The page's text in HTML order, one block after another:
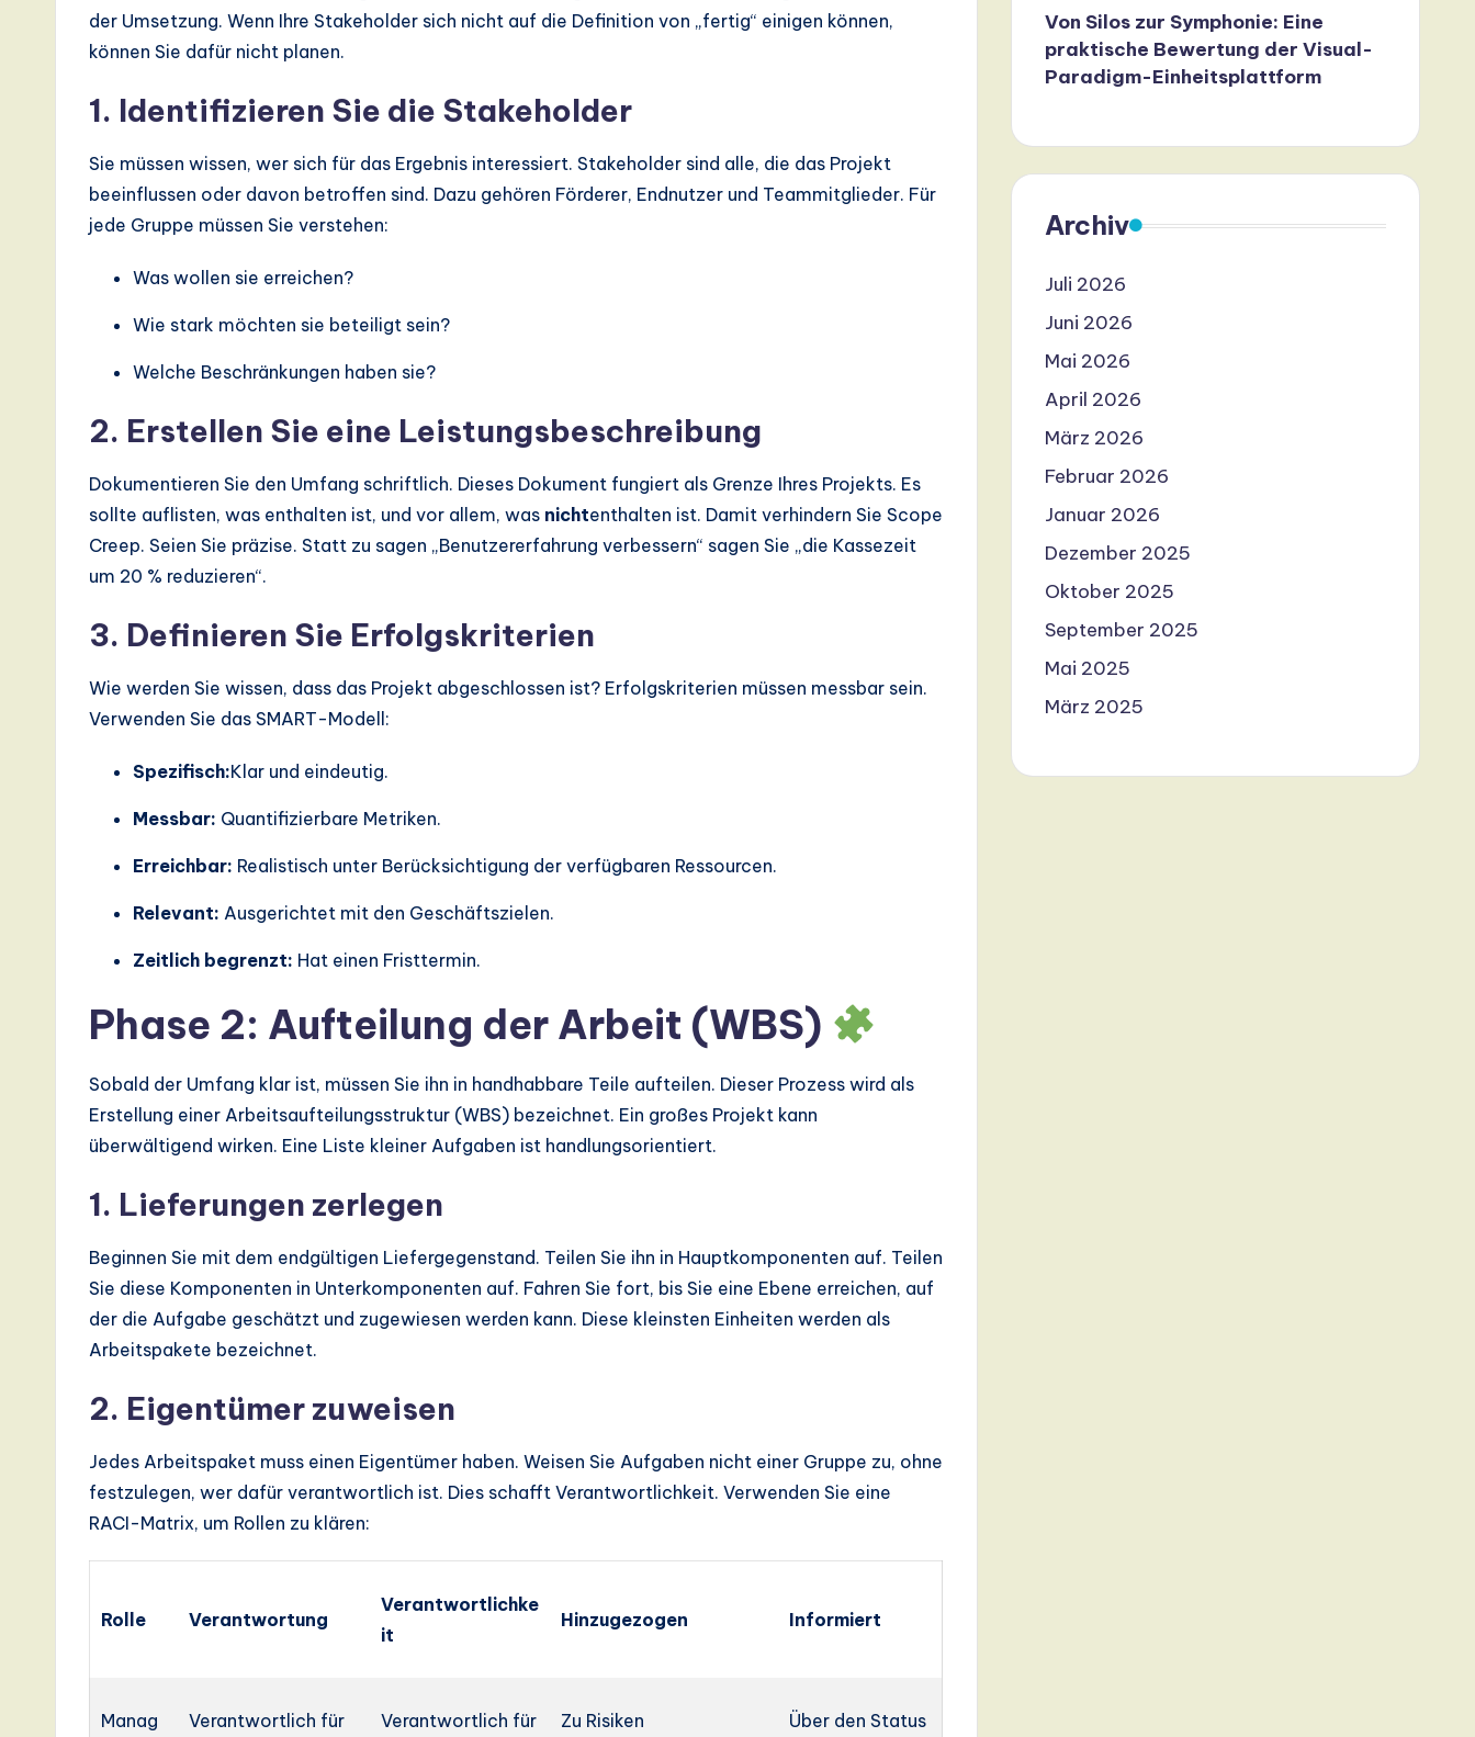
In
der Umsetzung. Wenn Ihre Stakeholder sich nicht auf die Definition von „fertig“ einigen können,
können Sie dafür nicht planen.
1. Identifizieren Sie die Stakeholder
Sie müssen wissen, wer sich für das Ergebnis interessiert. Stakeholder sind alle, die das Projekt
beeinflussen oder davon betroffen sind. Dazu gehören Förderer, Endnutzer und Teammitglieder. Für
jede Gruppe müssen Sie verstehen:
Was wollen sie erreichen?
Wie stark möchten sie beteiligt sein?
Welche Beschränkungen haben sie?
2. Erstellen Sie eine Leistungsbeschreibung
Dokumentieren Sie den Umfang schriftlich. Dieses Dokument fungiert als Grenze Ihres Projekts. Es
sollte auflisten, was enthalten ist, und vor allem, was nichtenthalten ist. Damit verhindern Sie Scope
Creep. Seien Sie präzise. Statt zu sagen „Benutzererfahrung verbessern“ sagen Sie „die Kassezeit
um 20 % reduzieren“.
3. Definieren Sie Erfolgskriterien
Wie werden Sie wissen, dass das Projekt abgeschlossen ist? Erfolgskriterien müssen messbar sein.
Verwenden Sie das SMART-Modell:
Spezifisch:Klar und eindeutig.
Messbar: Quantifizierbare Metriken.
Erreichbar: Realistisch unter Berücksichtigung der verfügbaren Ressourcen.
Relevant: Ausgerichtet mit den Geschäftszielen.
Zeitlich begrenzt: Hat einen Fristtermin.
Phase 2: Aufteilung der Arbeit (WBS)
Sobald der Umfang klar ist, müssen Sie ihn in handhabbare Teile aufteilen. Dieser Prozess wird als
Erstellung einer Arbeitsaufteilungsstruktur (WBS) bezeichnet. Ein großes Projekt kann
überwältigend wirken. Eine Liste kleiner Aufgaben ist handlungsorientiert.
1. Lieferungen zerlegen
Beginnen Sie mit dem endgültigen Liefergegenstand. Teilen Sie ihn in Hauptkomponenten auf. Teilen
Sie diese Komponenten in Unterkomponenten auf. Fahren Sie fort, bis Sie eine Ebene erreichen, auf
der die Aufgabe geschätzt und zugewiesen werden kann. Diese kleinsten Einheiten werden als
Arbeitspakete bezeichnet.
2. Eigentümer zuweisen
Jedes Arbeitspaket muss einen Eigentümer haben. Weisen Sie Aufgaben nicht einer Gruppe zu, ohne
festzulegen, wer dafür verantwortlich ist. Dies schafft Verantwortlichkeit. Verwenden Sie eine
RACI-Matrix, um Rollen zu klären:
Rolle Verantwortung
Verantwortlichke
it
Hinzugezogen Informiert
Manag Verantwortlich für Verantwortlich für Zu Risiken Über den Status
Von Silos zur Symphonie: Eine
praktische Bewertung der Visual-
Paradigm-Einheitsplattform
Archiv
Juli 2026
Juni 2026
Mai 2026
April 2026
März 2026
Februar 2026
Januar 2026
Dezember 2025
Oktober 2025
September 2025
Mai 2025
März 2025